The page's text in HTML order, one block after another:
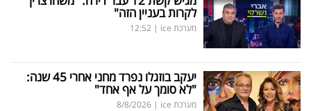
לקרות בעניין הזה"
מערכת ice |
12:52
יעקב בוזגלו נפרד מחני אחרי 45 שנה:
"לא סומך על אף אחד"
מערכת ice |
8/8/2026